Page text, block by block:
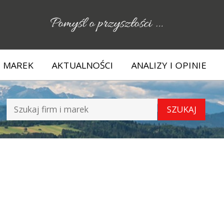
AKTUALNOŚCI ANALIZY I OPINIE